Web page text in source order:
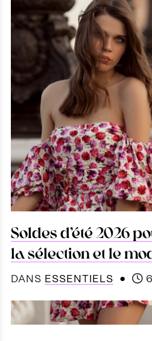
Soldes d’été 2026
la sélection et le
DANS ESSENTIELS ● 6